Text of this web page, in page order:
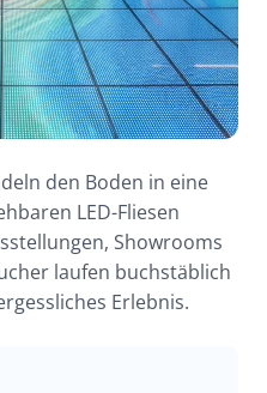
den Boden in eine
LED-Fliesen
Showrooms
laufen buchstäblich
Erlebnis.